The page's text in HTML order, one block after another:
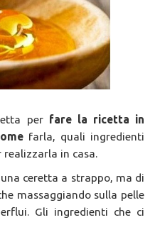
per fare la ricetta in
farla, quali ingredienti
in casa.
ceretta a strappo, ma di
massaggiando sulla pelle
Gli ingredienti che ci